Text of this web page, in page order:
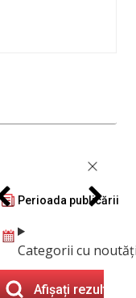
Perioada publicării
Categorii cu
Afișați rezultatele